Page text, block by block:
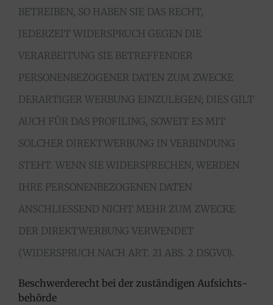
BETREIBEN, SO HABEN SIE DAS RECHT,
JEDERZEIT WIDERSPRUCH GEGEN DIE
VERARBEITUNG SIE BETREFFENDER
PERSONENBEZOGENER DATEN ZUM ZWECKE
DERARTIGER WERBUNG EINZULEGEN; DIES GILT
AUCH FÜR DAS PROFILING, SOWEIT ES MIT
SOLCHER DIREKTWERBUNG IN VERBINDUNG
STEHT. WENN SIE WIDERSPRECHEN, WERDEN
IHRE PERSONENBEZOGENEN DATEN
ANSCHLIESSEND NICHT MEHR ZUM ZWECKE
DER DIREKTWERBUNG VERWENDET
(WIDERSPRUCH NACH ART. 21 ABS. 2 DSGVO).
Beschwerde­recht bei der zuständigen Aufsichts­
behörde